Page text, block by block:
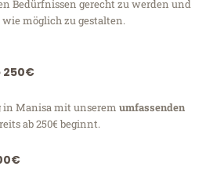
Bedürfnissen gerecht zu werden und
wie möglich zu gestalten.
250€
in Manisa mit unserem umfassenden
ab 250€ beginnt.